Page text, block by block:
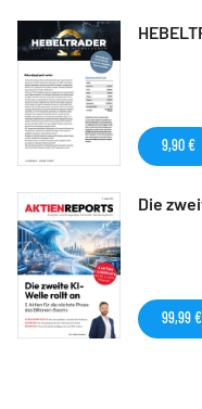
9,90 €
Die
99,99 €